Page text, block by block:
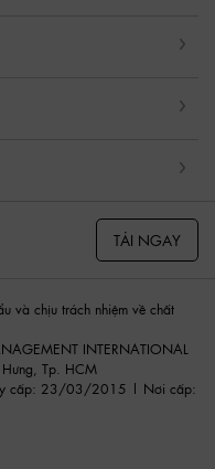
TẢI NGAY
và chịu trách nhiệm về chất
INTERNATIONAL
Tp. HCM
cấp: 23/03/2015 | Nơi cấp: